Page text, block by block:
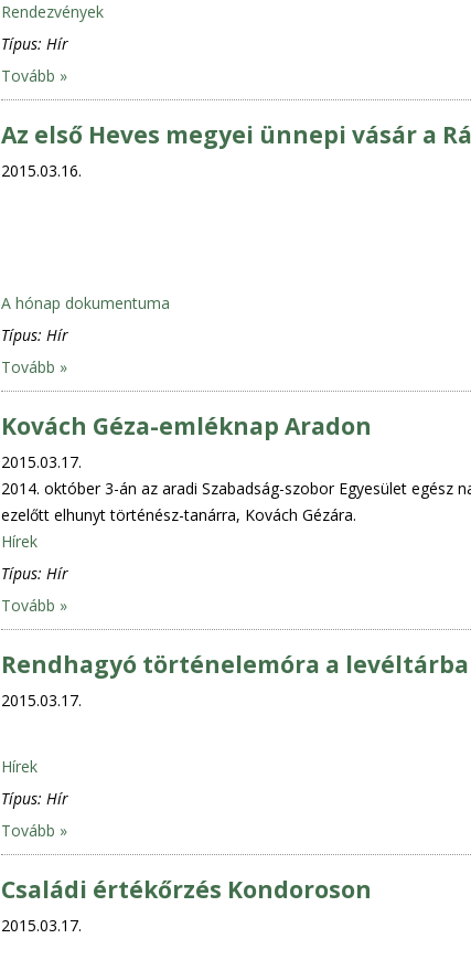
Rendezvények
Típus: Hír
Tovább »
Az első Heves megyei ünnepi vásár a
2015.03.16.
A hónap dokumentuma
Típus: Hír
Tovább »
Kovách Géza-emléknap Aradon
2015.03.17.
2014. október 3-án az aradi Szabadság-szobor Egyesület egész
ezelőtt elhunyt történész-tanárra, Kovách Gézára.
Hírek
Típus: Hír
Tovább »
Rendhagyó történelemóra a
2015.03.17.
Hírek
Típus: Hír
Tovább »
Családi értékőrzés Kondoroson
2015.03.17.